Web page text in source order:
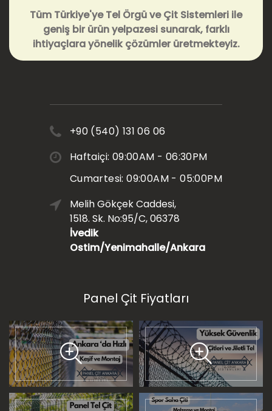
Tüm Türkiye'ye Tel Örgü ve Çit Sistemleri ile
geniş bir ürün yelpazesi sunarak, farklı
ihtiyaçlara yönelik çözümler üretmekteyiz.
+90 (540) 131 06 06
Haftaiçi: 09:00AM - 06:30PM
Cumartesi: 09:00AM - 05:00PM
Melih Gökçek Caddesi,
1518. Sk. No:95/C, 06378
İvedik
Ostim/Yenimahalle/Ankara
Panel Çit Fiyatları